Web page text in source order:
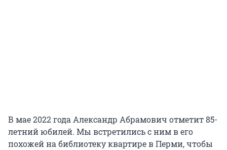
В мае 2022 года Александр Абрамович отметит 85-
летний юбилей. Мы встретились с ним в его
похожей на библиотеку квартире в Перми, чтобы